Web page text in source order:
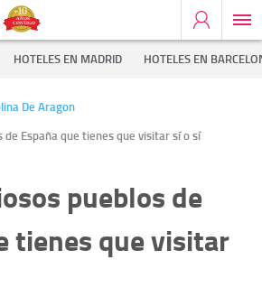
HOTELES EN MADRID HOTELES EN
De Aragon
España que tienes que visitar sí o sí
pueblos de
tienes que visitar